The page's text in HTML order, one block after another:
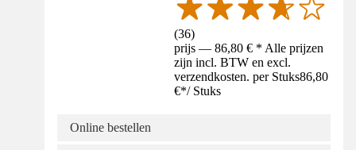
(36)
prijs — 86,80 € * Alle prijzen
zijn incl. BTW en excl.
verzendkosten. per Stuks86,80
€*/ Stuks
Online bestellen